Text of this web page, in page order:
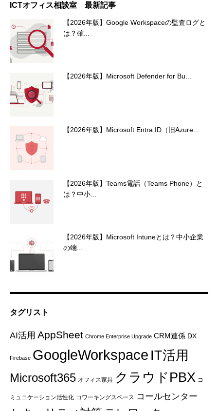
ICTオフィス相談室 最新記事
【2026年版】Google Workspaceの監査ログと
は？確...
【2026年版】Microsoft Defender for Bu...
【2026年版】Microsoft Entra ID（旧Azure...
【2026年版】Teams電話（Teams Phone）と
は？中小...
【2026年版】Microsoft Intuneとは？中小企業
の端...
タグリスト
AI活用 AppSheet Chrome Enterprise Upgrade CRM連係 DX
Firebase GoogleWorkspace IT活用
Microsoft365 オフィス家具 クラウドPBX コ
ミュニケーション活性化 コワーキングスペース コールセンター